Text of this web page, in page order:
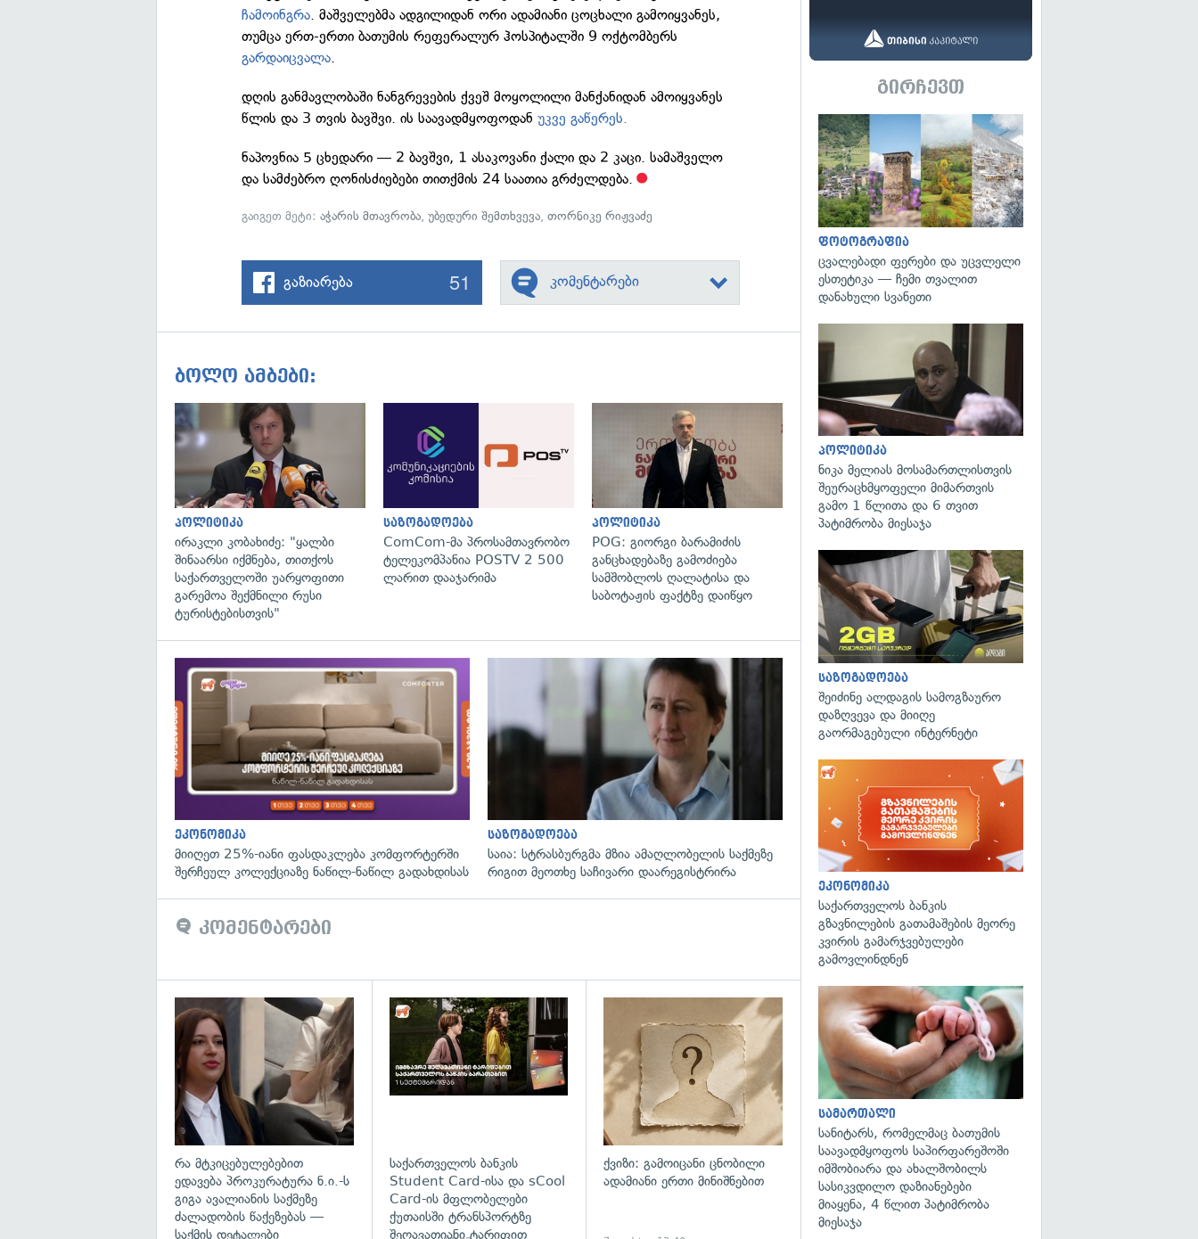
ჩამოინგრა. მაშველებმა ადგილიდან ორი ადამიანი ცოცხალი გამოიყვანეს,
თუმცა ერთ-ერთი ბათუმის რეფერალურ ჰოსპიტალში 9 ოქტომბერს
გარდაიცვალა.
დღის განმავლობაში ნანგრევების ქვეშ მოყოლილი მანქანიდან ამოიყვანეს
წლის და 3 თვის ბავშვი. ის საავადმყოფოდანუკვე გაწერეს.
ნაპოვნია 5 ცხედარი — 2 ბავშვი, 1 ასაკოვანი ქალი და 2 კაცი. სამაშველო
და სამძებრო ღონისძიებები თითქმის 24 საათია გრძელდება.
გაიგეთ მეტი:აჭარის მთავრობა,უბედური შემთხვევა,თორნიკე რიჟვაძე
გაზიარება 51 კომენტარები
ბოლო ამბები:
პოლიტიკა
ირაკლი კობახიძე: "ყალბი
შინაარსი იქმნება, თითქოს
საქართველოში უარყოფითი
გარემოა შექმნილი რუსი
ტურისტებისთვის"
საზოგადოება
ComCom-მა პროსამთავრობო
ტელეკომპანია POSTV 2 500
ლარით დააჯარიმა
გადახედვა
პოლიტიკა
POG: გიორგი ბარამიძის
განცხადებაზე გამოძიება
სამშობლოს ღალატისა და
საბოტაჟის ფაქტზე დაიწყო
ეკონომიკა
მიიღეთ 25%-იანი ფასდაკლება კომფორტერში
შერჩეულ კოლექციაზე ნაწილ-ნაწილ გადახდისას
გადახედვა
საზოგადოება
საია: სტრასბურგმა მზია ამაღლობელის საქმეზე
რიგით მეოთხე საჩივარი დაარეგისტრირა
კომენტარები
გადახედვა
რა მტკიცებულებებით
ედავება პროკურატურა ნ.ი.-ს
გიგა ავალიანის საქმეზე
ძალადობის წაქეზებას —
საქმის დეტალები
საქართველოს ბანკის
Student Card-ისა და sCool
Card-ის მფლობელები
ქუთაისში ტრანსპორტზე
შეღავათიანი ტარიფით
ქვიზი: გამოიცანი ცნობილი
ადამიანი ერთი მინიშნებით
გირჩევთ
ფოტოგრაფია
ცვალებადი ფერები და უცვლელი
ესთეტიკა — ჩემი თვალით
დანახული სვანეთი
პოლიტიკა
ნიკა მელიას მოსამართლისთვის
შეურაცხმყოფელი მიმართვის
გამო 1 წლითა და 6 თვით
პატიმრობა მიესაჯა
საზოგადოება
შეიძინე ალდაგის სამოგზაურო
დაზღვევა და მიიღე
გაორმაგებული ინტერნეტი
ეკონომიკა
საქართველოს ბანკის
გზავნილების გათამაშების მეორე
კვირის გამარჯვებულები
გამოვლინდნენ
სამართალი
სანიტარს, რომელმაც ბათუმის
საავადმყოფოს საპირფარეშოში
იმშობიარა და ახალშობილს
სასიკვდილო დაზიანებები
მიაყენა, 4 წლით პატიმრობა
მიესაჯა